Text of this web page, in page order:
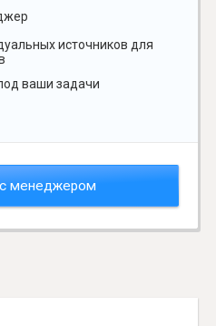
источников для
ваши задачи
с менеджером